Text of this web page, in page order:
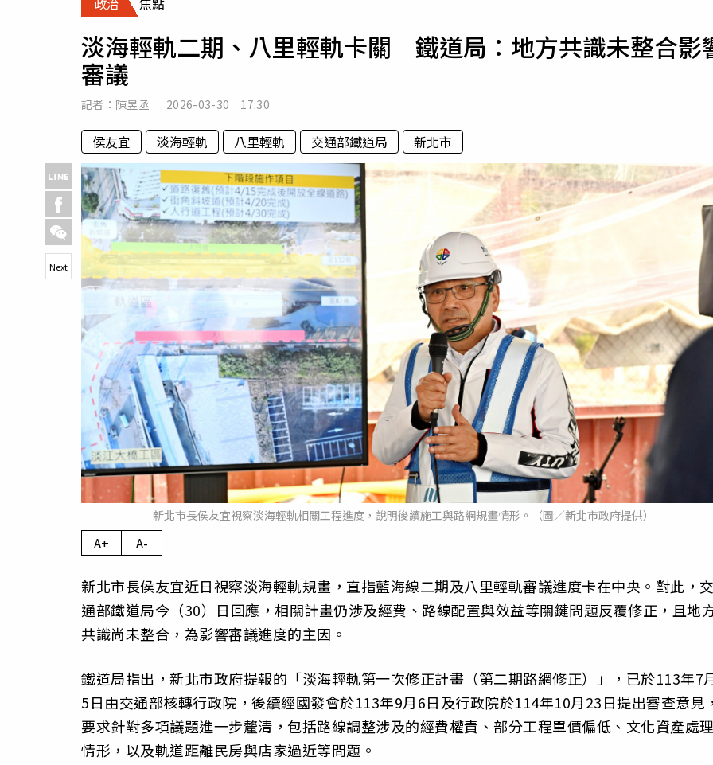
專欄
運勢
淡海輕軌二期、八里輕軌卡關 鐵道局：地方共識未整合影
審議
記者： 陳昱丞 2026-03-30 17:30
侯友宜 淡海輕軌 八里輕軌 交通部鐵道局 新北市
新北市長侯友宜視察淡海輕軌相關工程進度，說明後續施工與路網規畫情形。（圖／新北市政府提供）
Next
A+ A-
新北市長侯友宜近日視察淡海輕軌規畫，直指藍海線二期及八里輕軌審議進度卡在中央。對此，
通部鐵道局今（30）日回應，相關計畫仍涉及經費、路線配置與效益等關鍵問題反覆修正，且地
共識尚未整合，為影響審議進度的主因。
鐵道局指出，新北市政府提報的「淡海輕軌第一次修正計畫（第二期路網修正）」，已於113年7
5日由交通部核轉行政院，後續經國發會於113年9月6日及行政院於114年10月23日提出審查意見
要求針對多項議題進一步釐清，包括路線調整涉及的經費權責、部分工程單價偏低、文化資產處
情形，以及軌道距離民房與店家過近等問題。